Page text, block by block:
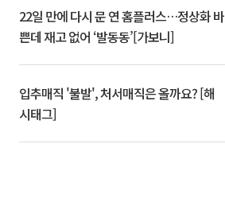
22일 만에 다시 문 연 홈플러스…정상화 바
쁜데 재고 없어 ‘발동동’[가보니]
입추매직 '불발', 처서매직은 올까요? [해
시태그]